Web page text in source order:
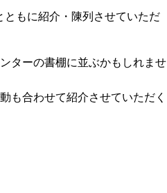
もに紹介・陳列させていただ
ターの書棚に並ぶかもしれませ
も合わせて紹介させていただく